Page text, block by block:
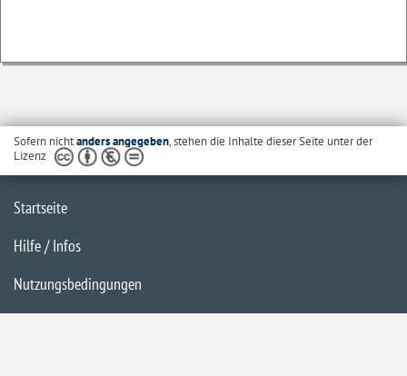
Sofern nichtanders angegeben, stehen die Inhalte dieser Seite unter der
Lizenz
Startseite
Hilfe / Infos
Nutzungsbedingungen